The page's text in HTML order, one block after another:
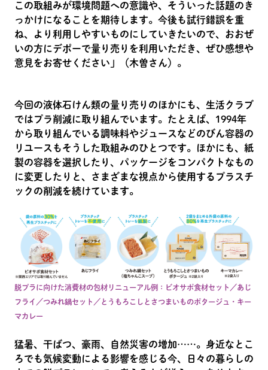
この取組みが環境問題への意識や、そういった話題のき
っかけになることを期待します。今後も試行錯誤を重
ね、より利用しやすいものにしていきたいので、おおぜ
いの方にデポーで量り売りを利用いただき、ぜひ感想や
意見をお寄せください」（木曽さん）。
今回の液体石けん類の量り売りのほかにも、生活クラブ
ではプラ削減に取り組んでいます。たとえば、1994年
から取り組んでいる調味料やジュースなどのびん容器の
リユースもそうした取組みのひとつです。ほかにも、紙
製の容器を選択したり、パッケージをコンパクトなもの
に変更したりと、さまざまな視点から使用するプラスチ
ックの削減を続けています。
脱プラに向けた消費材の包材リニューアル例：ビオサポ食材セット／あじ
フライ／つみれ鍋セット／とうもろこしとさつまいものポタージュ・キー
マカレー
猛暑、干ばつ、豪雨、自然災害の増加……。身近なとこ
ろでも気候変動による影響を感じる今、日々の暮らしの